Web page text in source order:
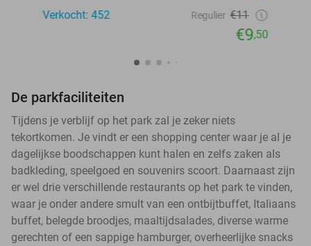
Verkocht: 452
Regulier €11
€9,50
De parkfaciliteiten
Tijdens je verblijf op het park zal je zeker niets
tekortkomen. Je vindt er een shopping center waar je al je
dagelijkse boodschappen kunt halen en zelfs zaken als
badkleding, speelgoed en souvenirs scoort. Daarnaast zijn
er wel drie verschillende restaurants op het park te vinden,
waar je onder andere smult van een ontbijtbuffet, Italiaans
buffet, belegde broodjes, maaltijdsalades, diverse warme
gerechten of een sappige hamburger, overheerlijke snacks